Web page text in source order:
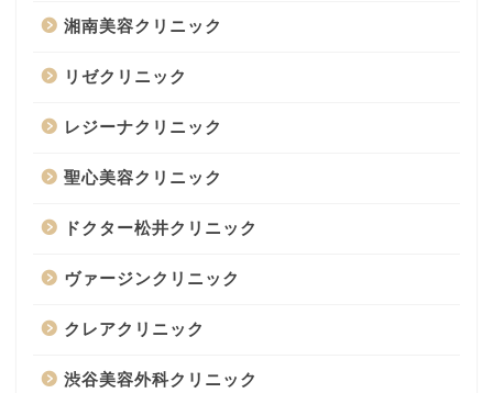
湘南美容クリニック
リゼクリニック
レジーナクリニック
聖心美容クリニック
ドクター松井クリニック
ヴァージンクリニック
クレアクリニック
渋谷美容外科クリニック